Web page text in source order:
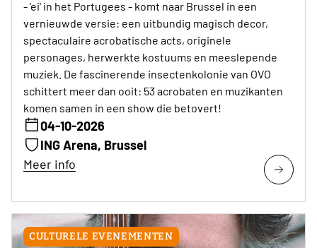
- 'ei' in het Portugees - komt naar Brussel in een
vernieuwde versie: een uitbundig magisch decor,
spectaculaire acrobatische acts, originele
personages, herwerkte kostuums en meeslepende
muziek. De fascinerende insectenkolonie van OVO
schittert meer dan ooit: 53 acrobaten en muzikanten
komen samen in een show die betovert!
04-10-2026
ING Arena, Brussel
Meer info
CULTURELE EVENEMENTEN